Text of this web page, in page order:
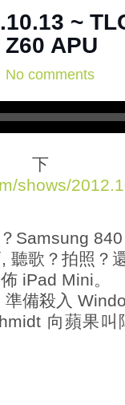
~
APU
No comments
shows/
Samsung
聽歌？拍照？
iPad Mini。
備殺入
向蘋果